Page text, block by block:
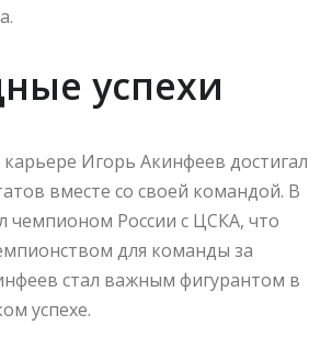
успехи
Игорь Акинфеев достигал
вместе со своей командой. В
чемпионом России с ЦСКА, что
для команды за
стал важным фигурантом в
успехе.